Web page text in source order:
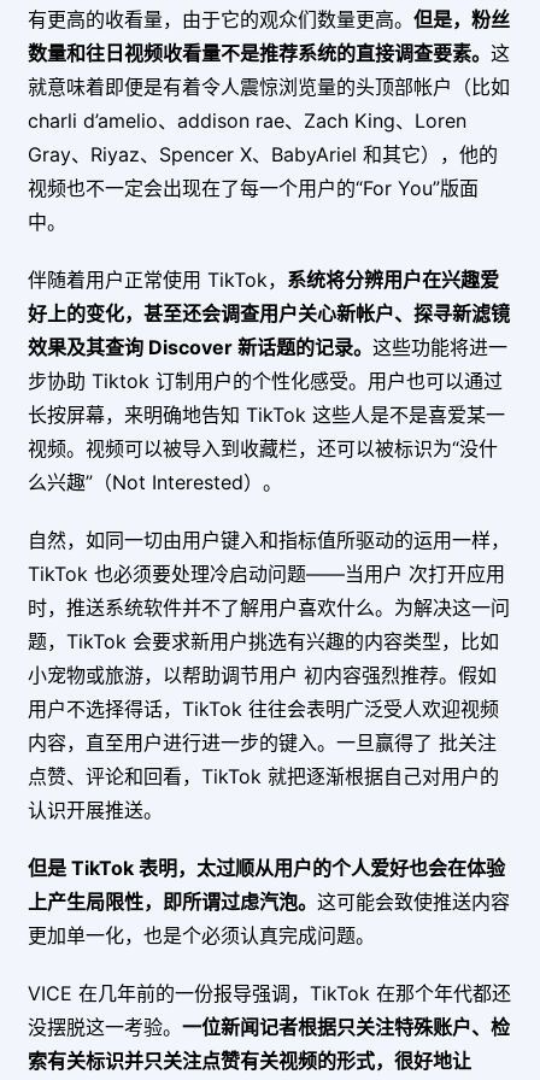
有更高的收看量，由于它的观众们数量更高。 但是，粉丝
数量和往日视频收看量不是推荐系统的直接调查要素。 这
就意味着即便是有着令人震惊浏览量的头顶部帐户（比如
charli d’amelio、addison rae、Zach King、Loren
Gray、Riyaz、Spencer X、BabyAriel 和其它），他的
视频也不一定会出现在了每一个用户的“For You”版面
中。
伴随着用户正常使用 TikTok， 系统将分辨用户在兴趣爱
好上的变化，甚至还会调查用户关心新帐户、探寻新滤镜
效果及其查询 Discover 新话题的记录。 这些功能将进一
步协助 Tiktok 订制用户的个性化感受。用户也可以通过
长按屏幕，来明确地告知 TikTok 这些人是不是喜爱某一
视频。视频可以被导入到收藏栏，还可以被标识为“没什
么兴趣”（Not Interested）。
自然，如同一切由用户键入和指标值所驱动的运用一样，
TikTok 也必须要处理冷启动问题——当用户 次打开应用
时，推送系统软件并不了解用户喜欢什么。为解决这一问
题，TikTok 会要求新用户挑选有兴趣的内容类型，比如
小宠物或旅游，以帮助调节用户 初内容强烈推荐。假如
用户不选择得话，TikTok 往往会表明广泛受人欢迎视频
内容，直至用户进行进一步的键入。一旦赢得了 批关注
点赞、评论和回看，TikTok 就把逐渐根据自己对用户的
认识开展推送。
但是 TikTok 表明，太过顺从用户的个人爱好也会在体验
上产生局限性，即所谓过虑汽泡。 这可能会致使推送内容
更加单一化，也是个必须认真完成问题。
VICE 在几年前的一份报导强调，TikTok 在那个年代都还
没摆脱这一考验。 一位新闻记者根据只关注特殊账户、检
索有关标识并只关注点赞有关视频的形式，很好地让